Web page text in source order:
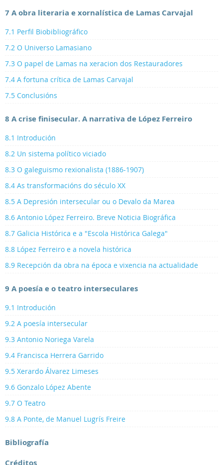
7 A obra literaria e xornalística de Lamas Carvajal
7.1 Perfil Biobibliográfico
7.2 O Universo Lamasiano
7.3 O papel de Lamas na xeracion dos Restauradores
7.4 A fortuna crítica de Lamas Carvajal
7.5 Conclusións
8 A crise finisecular. A narrativa de López Ferreiro
8.1 Introdución
8.2 Un sistema político viciado
8.3 O galeguismo rexionalista (1886-1907)
8.4 As transformacións do século XX
8.5 A Depresión intersecular ou o Devalo da Marea
8.6 Antonio López Ferreiro. Breve Noticia Biográfica
8.7 Galicia Histórica e a "Escola Histórica Galega"
8.8 López Ferreiro e a novela histórica
8.9 Recepción da obra na época e vixencia na actualidade
9 A poesía e o teatro interseculares
9.1 Introdución
9.2 A poesía intersecular
9.3 Antonio Noriega Varela
9.4 Francisca Herrera Garrido
9.5 Xerardo Álvarez Limeses
9.6 Gonzalo López Abente
9.7 O Teatro
9.8 A Ponte, de Manuel Lugrís Freire
Bibliografía
Créditos